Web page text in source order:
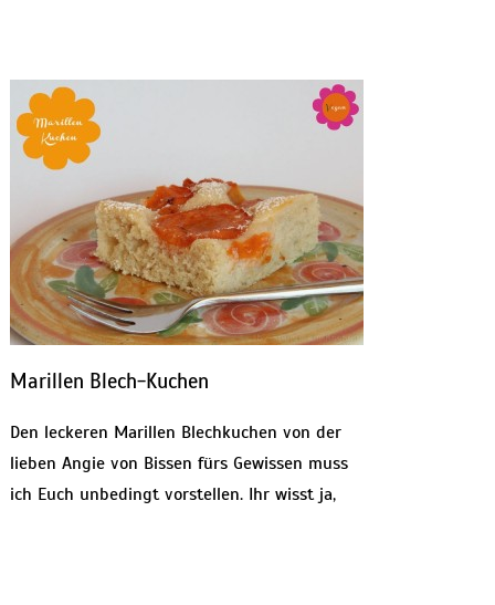
Marillen Blech-Kuchen
Den leckeren Marillen Blechkuchen von der
lieben Angie von Bissen fürs Gewissen muss
ich Euch unbedingt vorstellen. Ihr wisst ja,